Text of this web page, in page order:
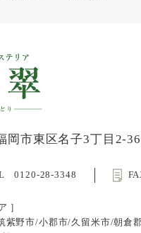
岡市東区名子3丁目2-36
0120-28-3348
］
野市/小郡市/久留米市/朝倉